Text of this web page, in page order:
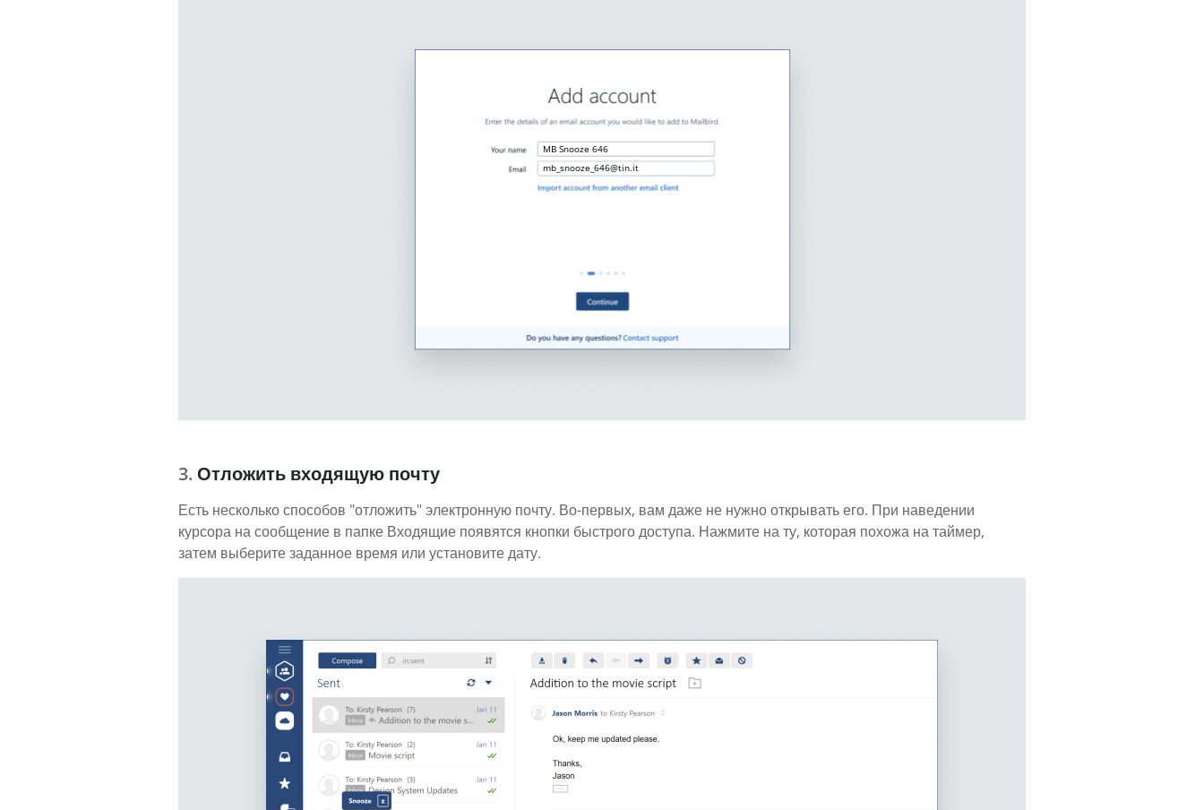
MB Snooze 646
mb_snooze_646@tin.it
Отложить входящую почту
Есть несколько способов "отложить" электронную почту. Во-первых, вам даже не нужно открывать его. При наведении
курсора на сообщение в папке Входящие появятся кнопки быстрого доступа. Нажмите на ту, которая похожа на таймер,
затем выберите заданное время или установите дату.